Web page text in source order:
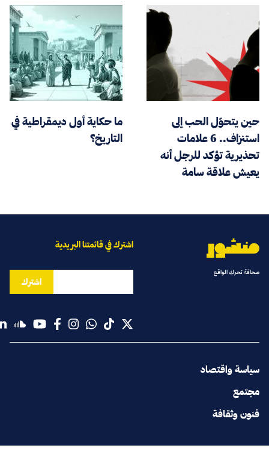
حين يتحوّل الحب إلى
استنزاف.. 6 علامات
تحذيرية تؤكد للرجل أنه
يعيش علاقة سامة
ما حكاية أول ديمقراطية في
التاريخ؟
صحافة تحرك الواقع
سياسة واقتصاد
مجتمع
فنون وثقافة
اشترك في قائمتنا البريدية
اشترك